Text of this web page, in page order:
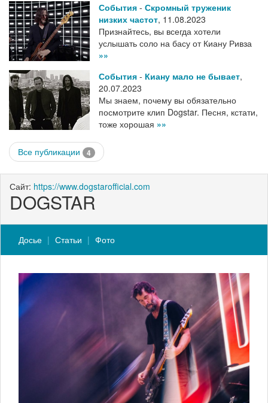
События - Скромный труженик
низких частот, 11.08.2023
Признайтесь, вы всегда хотели
услышать соло на басу от Киану Ривза
»»
События - Киану мало не бывает,
20.07.2023
Мы знаем, почему вы обязательно
посмотрите клип Dogstar. Песня, кстати,
тоже хорошая »»
Все публикации 4
Сайт: https://www.dogstarofficial.com
DOGSTAR
Досье Статьи Фото